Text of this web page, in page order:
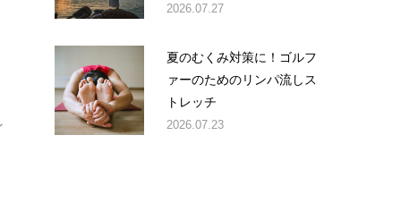
2026.07.27
夏のむくみ対策に！ゴルフ
ァーのためのリンパ流しス
トレッチ
2026.07.23